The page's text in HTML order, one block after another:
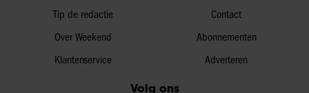
Tip de redactie
Over Weekend
Klantenservice
Contact
Abonnementen
Adverteren
Volg ons